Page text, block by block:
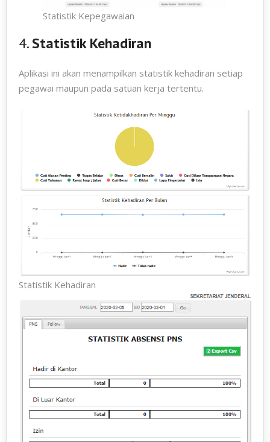
Statistik Kepegawaian
4.Statistik Kehadiran
Aplikasi ini akan menampilkan statistik kehadiran setiap
pegawai maupun pada satuan kerja tertentu.
Statistik Kehadiran